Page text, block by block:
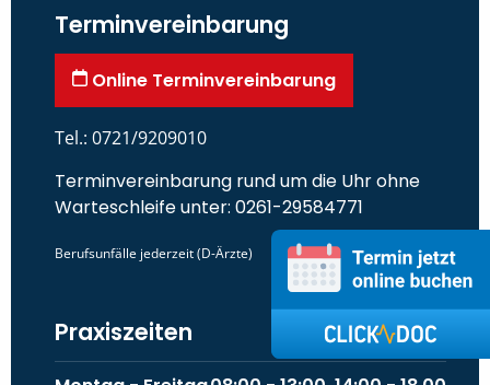
Terminvereinbarung
Online Terminvereinbarung
Tel.: 0721/9209010
Terminvereinbarung rund um die Uhr ohne
Warteschleife unter: 0261-29584771
Berufsunfälle jederzeit (D-Ärzte)
Praxiszeiten